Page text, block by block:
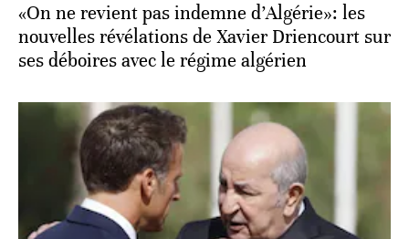
«On ne revient pas indemne d’Algérie»: les
nouvelles révélations de Xavier Driencourt sur
ses déboires avec le régime algérien